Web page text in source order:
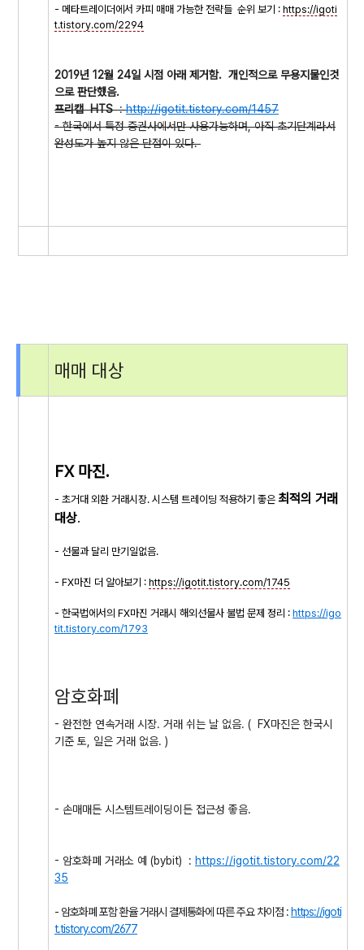
- 메타트레이더에서 카피 매매 가능한 전략들 순위 보기 : https://igoti
t.tistory.com/2294
2019년 12월 24일 시점 아래 제거함. 개인적으로 무용지물인것
으로 판단했음.
프리캡 HTS:http://igotit.tistory.com/1457
- 한국에서 특정 증권사에서만 사용가능하며, 아직 초기단계라서
완성도가 높지 않은 단점이 있다.
매매 대상
FX 마진.
- 초거대 외환 거래시장. 시스템 트레이딩 적용하기 좋은 최적의 거래
대상.
- 선물과 달리 만기일없음.
- FX마진 더 알아보기 : https://igotit.tistory.com/1745
- 한국법에서의 FX마진 거래시 해외선물사 불법 문제 정리 : https://igo
tit.tistory.com/1793
암호화폐
- 완전한 연속거래 시장. 거래 쉬는 날 없음. ( FX마진은 한국시
기준 토, 일은 거래 없음. )
- 손매매든 시스템트레이딩이든 접근성 좋음.
- 암호화폐 거래소 예 (bybit) : https://igotit.tistory.com/22
35
- 암호화폐 포함환율 거래시 결제통화에 따른 주요 차이점 : https://igoti
t.tistory.com/2677